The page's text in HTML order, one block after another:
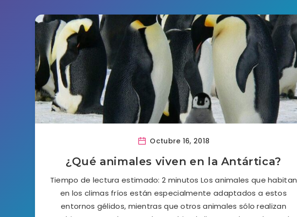
Octubre 16, 2018
¿Qué animales viven en la Antártica?
Tiempo de lectura estimado: 2 minutos Los animales que habitan
en los climas fríos están especialmente adaptados a estos
entornos gélidos, mientras que otros animales sólo realizan